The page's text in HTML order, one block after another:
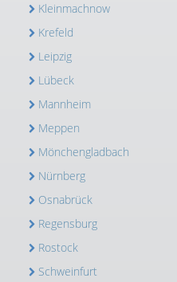
Kleinmachnow
Krefeld
Leipzig
Lübeck
Mannheim
Meppen
Mönchengladbach
Nürnberg
Osnabrück
Regensburg
Rostock
Schweinfurt